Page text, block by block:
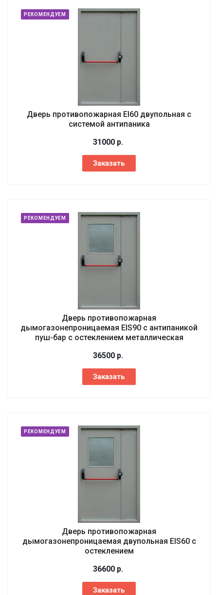
РЕКОМЕНДУЕМ
Дверь противопожарная EI60 двупольная с
системой антипаника
31000 р.
Заказать
РЕКОМЕНДУЕМ
Дверь противопожарная
дымогазонепроницаемая EIS90 с антипаникой
пуш-бар с остеклением металлическая
36500 р.
Заказать
РЕКОМЕНДУЕМ
Дверь противопожарная
дымогазонепроницаемая двупольная EIS60 с
остеклением
36600 р.
Заказать